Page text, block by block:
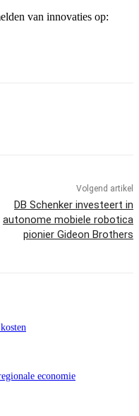
van innovaties op:
Volgend artikel
DB Schenker investeert in
autonome mobiele robotica
pionier Gideon Brothers
economie